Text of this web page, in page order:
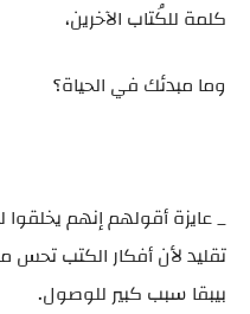
كلمة للكُتاب الآخرين،
وما مبدئك في الحياة؟
_ عايزة أقولهم إنهم
تقليد لأن أفكار الكتب
بيبقا سبب كبير للوصول.